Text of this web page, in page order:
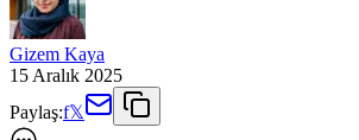
Gizem Kaya
15 Aralık 2025
Paylaş:f𝕏